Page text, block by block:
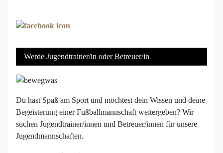
Werde Jugendtrainer/in oder Betreuer/in
Du hast Spaß am Sport und möchtest dein Wissen und deine
Begeisterung einer Fußballmannschaft weitergeben? Wir
suchen Jugendtrainer/innen und Betreuer/innen für unsere
Jugendmannschaften.